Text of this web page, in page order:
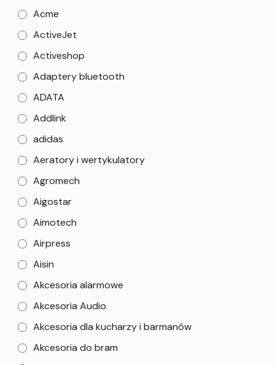
Acme
ActiveJet
Activeshop
Adaptery bluetooth
ADATA
Addlink
adidas
Aeratory i wertykulatory
Agromech
Aigostar
Aimotech
Airpress
Aisin
Akcesoria alarmowe
Akcesoria Audio
Akcesoria dla kucharzy i barmanów
Akcesoria do bram